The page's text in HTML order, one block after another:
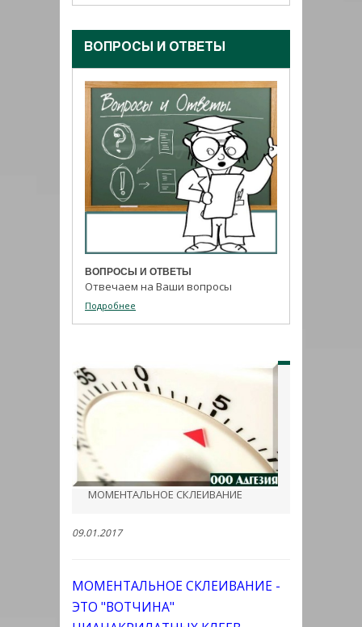
ВОПРОСЫ И ОТВЕТЫ
ВОПРОСЫ И ОТВЕТЫ
Отвечаем на Ваши вопросы
Подробнее
МОМЕНТАЛЬНОЕ СКЛЕИВАНИЕ
09.01.2017
МОМЕНТАЛЬНОЕ СКЛЕИВАНИЕ -
ЭТО "ВОТЧИНА"